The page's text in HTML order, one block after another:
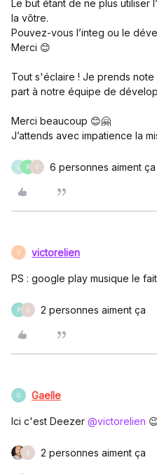
Le but étant de ne plus utiliser
la vôtre.
Pouvez-vous l’integ ou le
Merci 😊
Tout s'éclaire ! Je prends
part à notre équipe de
Merci beaucoup 😊🤗
J’attends avec impatience la
P V 6 personnes aiment ça
V victorelien
PS : google play musique le
P S 2 personnes aiment ça
G Gaelle
Ici c'est Deezer @victorelien
S 2 personnes aiment ça